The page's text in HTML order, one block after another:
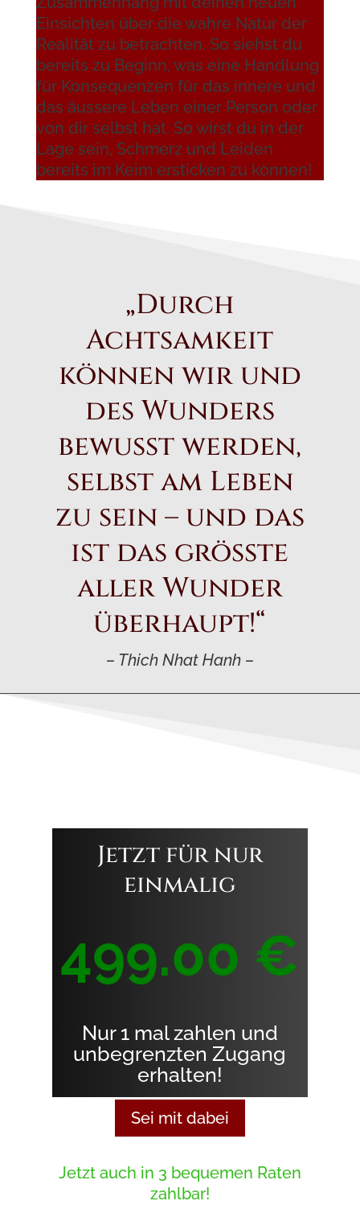
Einsichten über die wahre Natur der
Realität zu betrachten. So siehst du
bereits zu Beginn, was eine Handlung
für Konsequenzen für das innere und
das äussere Leben einer Person oder
von dir selbst hat. So wirst du in der
Lage sein, Schmerz und Leiden
bereits im Keim ersticken zu können!
„Durch
Achtsamkeit
können wir und
des Wunders
bewusst werden,
selbst am Leben
zu sein – und das
ist das grösste
aller Wunder
überhaupt!“
– Thich Nhat Hanh –
Jetzt für nur
einmalig
499.00 €
Nur 1 mal zahlen und
unbegrenzten Zugang
erhalten!
Sei mit dabei
Jetzt auch in 3 bequemen Raten
zahlbar!